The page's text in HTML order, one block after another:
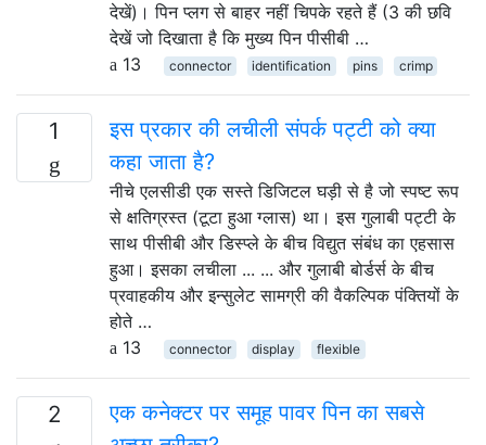
देखें)। पिन प्लग से बाहर नहीं चिपके रहते हैं (3 की छवि
देखें जो दिखाता है कि मुख्य पिन पीसीबी …
13
connector identification pins crimp
1
इस प्रकार की लचीली संपर्क पट्टी को क्या
कहा जाता है?
नीचे एलसीडी एक सस्ते डिजिटल घड़ी से है जो स्पष्ट रूप
से क्षतिग्रस्त (टूटा हुआ ग्लास) था। इस गुलाबी पट्टी के
साथ पीसीबी और डिस्प्ले के बीच विद्युत संबंध का एहसास
हुआ। इसका लचीला ... ... और गुलाबी बोर्डर्स के बीच
प्रवाहकीय और इन्सुलेट सामग्री की वैकल्पिक पंक्तियों के
होते …
13
connector display flexible
2
एक कनेक्टर पर समूह पावर पिन का सबसे